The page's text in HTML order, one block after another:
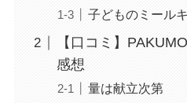
子どものミール
【口コミ】
感想
量は献立次第